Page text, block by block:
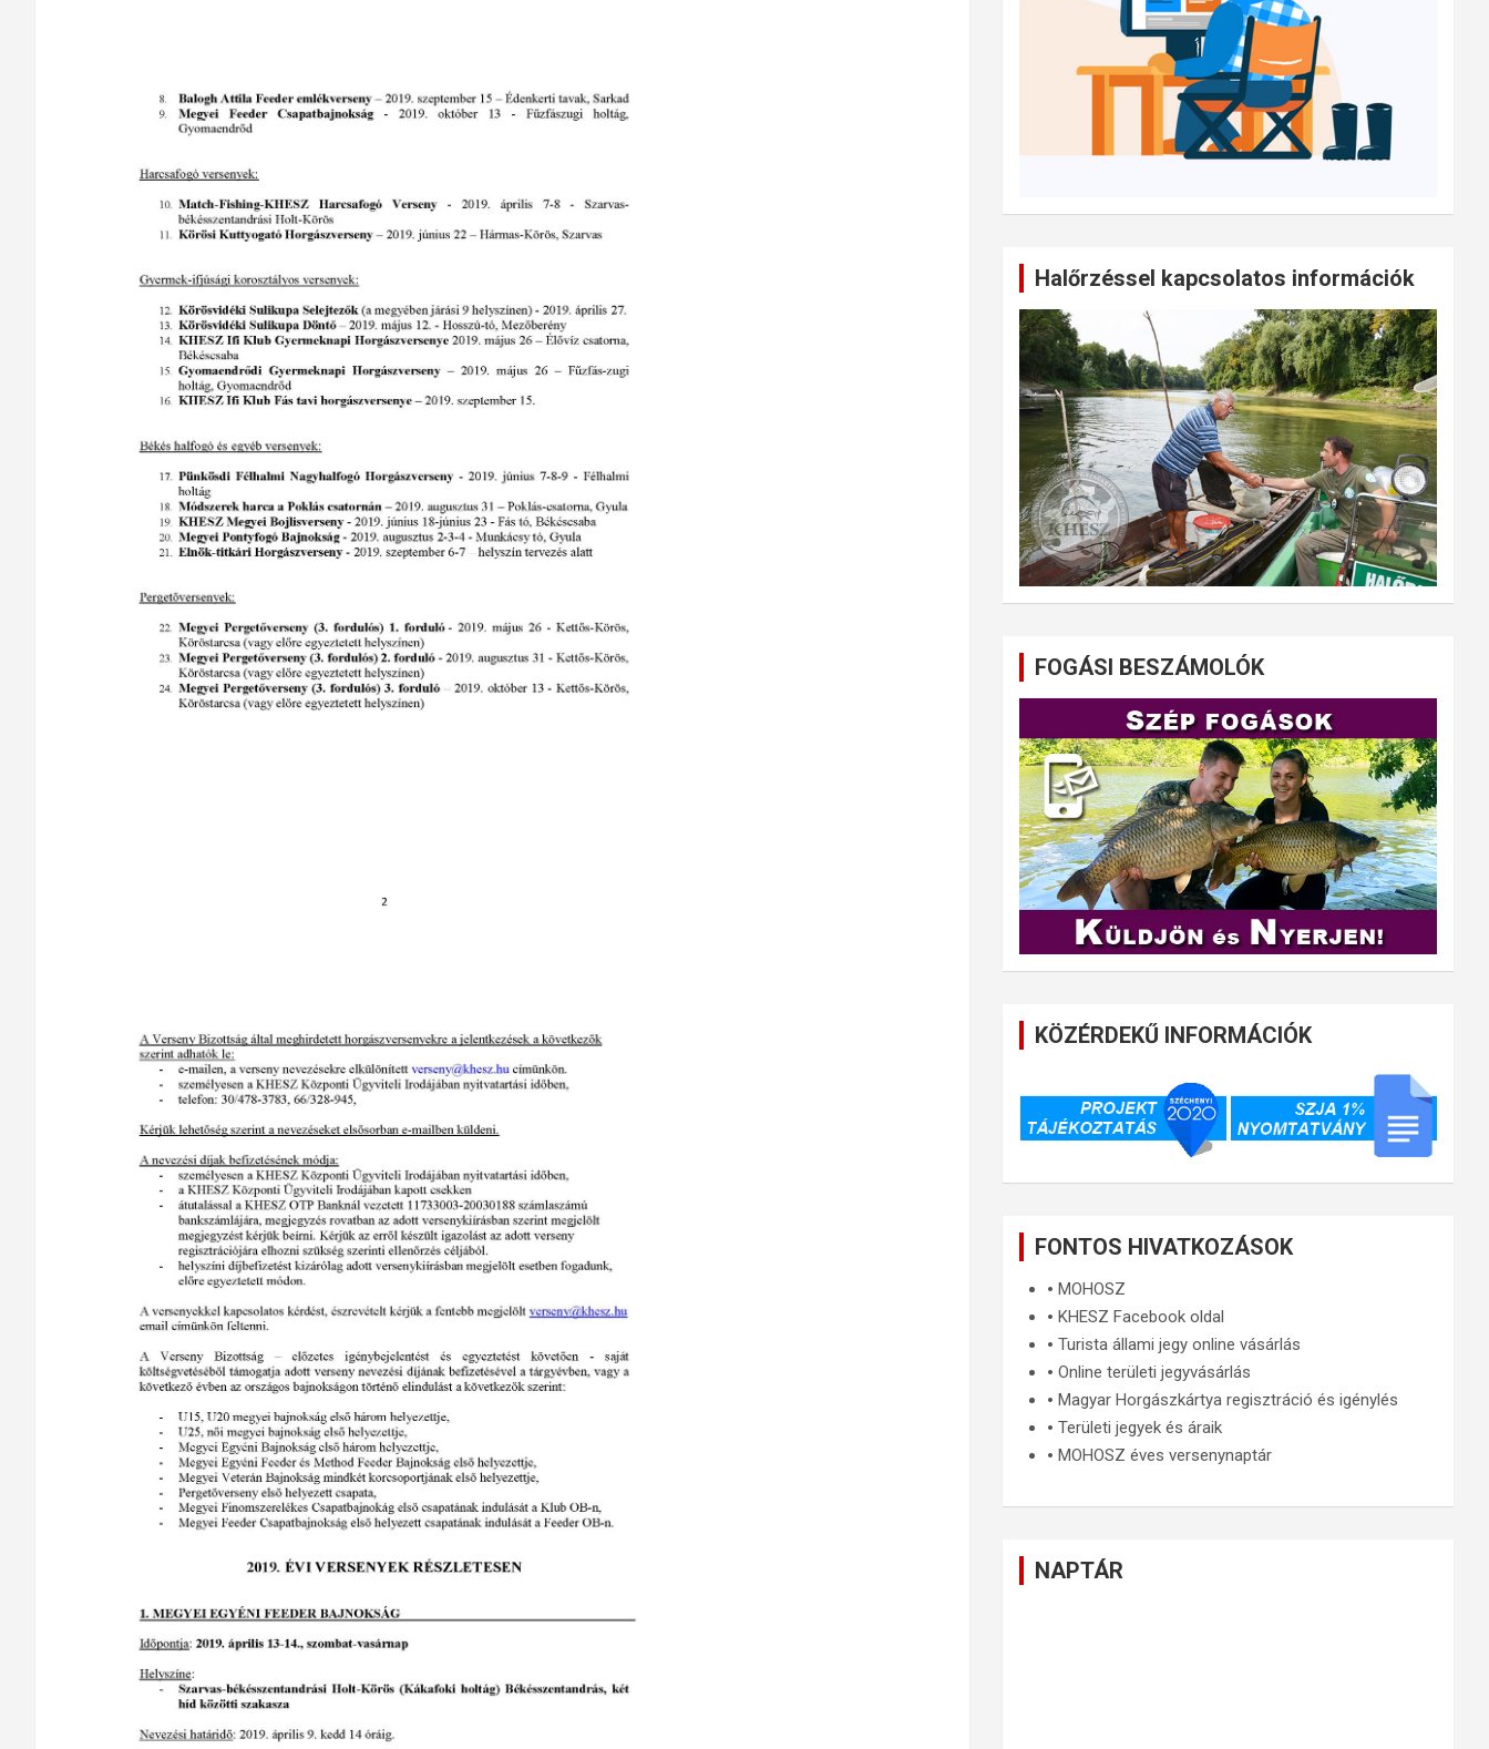
Halőrzéssel kapcsolatos információk
FOGÁSI BESZÁMOLÓK
KÖZÉRDEKŰ INFORMÁCIÓK
FONTOS HIVATKOZÁSOK
🞄MOHOSZ
🞄KHESZ Facebook oldal
🞄Turista állami jegy online vásárlás
🞄Online területi jegyvásárlás
🞄Magyar Horgászkártya regisztráció és igénylés
🞄Területi jegyek és áraik
🞄MOHOSZ éves versenynaptár
NAPTÁR